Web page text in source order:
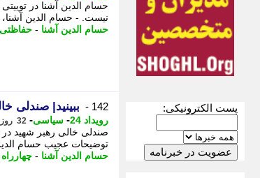
پست الکترونیکی:
حسام الدین آشنا در
نیست. - حسام الدین
حسام الدین آشنا - حفاظتی
142 - ببینید| صندلی
رویداد 24 - سیاسی- 32 روز پیش - دوشنبه 15 تیر 1405، 12:47
صندلی خالی رهبر شهید در
توضیحات عجیب حسام
حسام الدین آشنا - چهارراه